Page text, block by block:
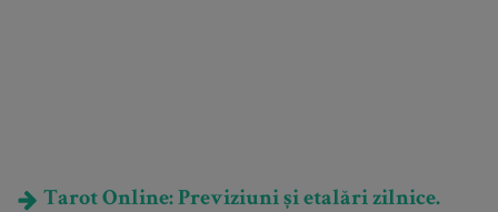
Tarot Online: Previziuni și etalări zilnice.